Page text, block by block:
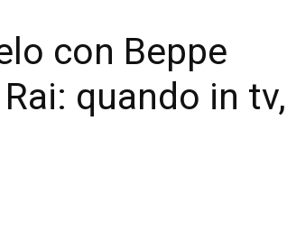
con Beppe
quando in tv,